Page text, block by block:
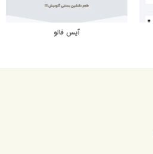
آیس فالو